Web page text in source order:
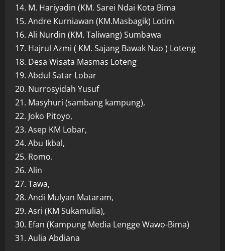
14. M. Hariyadin (KM. Sarei Ndai Kota Bima
15. Andre Kurniawan (KM.Masbagik) Lotim
16. Ali Nurdin (KM. Taliwang) Sumbawa
17. Hajrul Azmi ( KM. Sajang Bawak Nao ) Loteng
18. Desa Wisata Masmas Loteng
19. Abdul Satar Lobar
20. Nurrosyidah Yusuf
21. Masyhuri (sambang kampung),
22. Joko Pitoyo,
23. Asep KM Lobar,
24. Abu Ikbal,
25. Romo.
26. Alin
27. Tawa,
28. Andi Mulyan Mataram,
29. Asri (KM Sukamulia),
30. Efan (Kampung Media Lengge Wawo-Bima)
31. Aulia Abdiana